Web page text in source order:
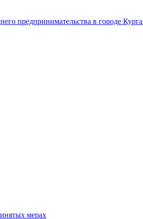
предпринимательства в городе
мерах